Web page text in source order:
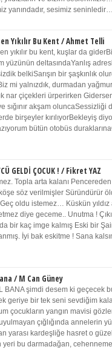
yanındadır, sesimiz seninledir…
Yıkılır Bu Kent / Ahmet Telli
yıkılır bu kent, kuşlar da
yüzünün deltasındaYanlış
belkiSarışın bir şaşkınlık
mi yalnızdık, durmadan
nar çiçekleri ürperirken
sığınır akşam oluncaSessizliği
birşeyler kırılıyorBekleyiş
bütün otobüs
GELDİ ÇOCUK ! / Fikret YAZ
Topla arta kalanı
söz verilmişler Süründürür
oldu istemez… Küskün yıldız
diye geceme.. Unutma !
bir kaç imge kalmış Eski bir
İyi bak eskitme ! Sana
/ M Can Güney
BANA şimdi desem ki geçecek
geriye bir tek seni sevdiğim
çocukların yangın mavisi
çığlığında annelerin
yarası kardeşliğe hasret o
yeri bu darmadağan,